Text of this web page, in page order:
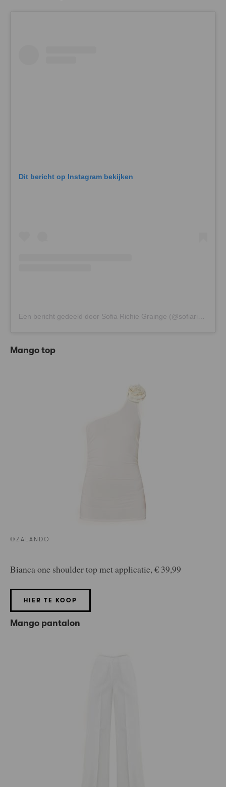
Dit bericht op Instagram bekijken
Een bericht gedeeld door Sofia Richie Grainge (@sofiarichiegrainge)
Mango top
©ZALANDO
Bianca one shoulder top met applicatie, € 39,99
HIER TE KOOP
Mango pantalon